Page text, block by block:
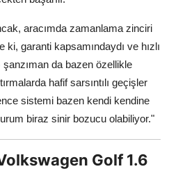
aracımda zamanlama zinciri
garanti kapsamındaydı ve hızlı
da bazen özellikle
hafif sarsıntılı geçişler
sistemi bazen kendi kendine
biraz sinir bozucu olabiliyor."
Golf 1.6